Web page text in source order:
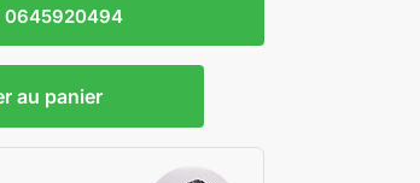
0645920494
au panier